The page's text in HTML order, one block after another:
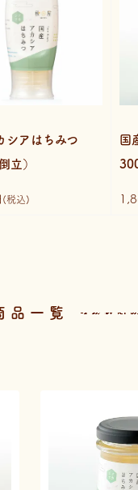
シアはちみつ
立）
(税込)
国
品一覧